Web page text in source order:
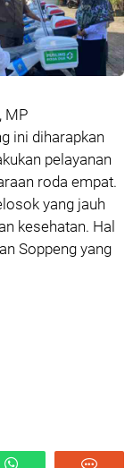
MP
ini diharapkan
pelayanan
roda empat.
yang jauh
kesehatan. Hal
Soppeng yang